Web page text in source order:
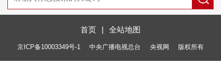
首页 全站地图
京ICP备10003349号-1 中央广播电视总台 央视网 版权所有